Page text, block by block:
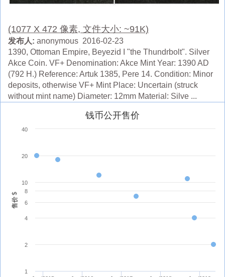
(1077 X 472 像素, 文件大小: ~91K)
发布人: anonymous 2016-02-23
1390, Ottoman Empire, Beyezid I "the Thundrbolt". Silver
Akce Coin. VF+ Denomination: Akce Mint Year: 1390 AD
(792 H.) Reference: Artuk 1385, Pere 14. Condition: Minor
deposits, otherwise VF+ Mint Place: Uncertain (struck
without mint name) Diameter: 12mm Material: Silve ...